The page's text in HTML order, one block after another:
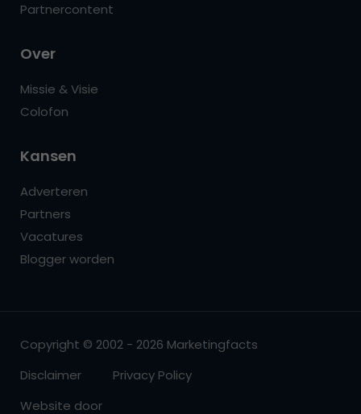
Partnercontent
Over
Missie & Visie
Colofon
Kansen
Adverteren
Partners
Vacatures
Blogger worden
Copyright © 2002 - 2026 Marketingfacts
Disclaimer
Privacy Policy
Website door